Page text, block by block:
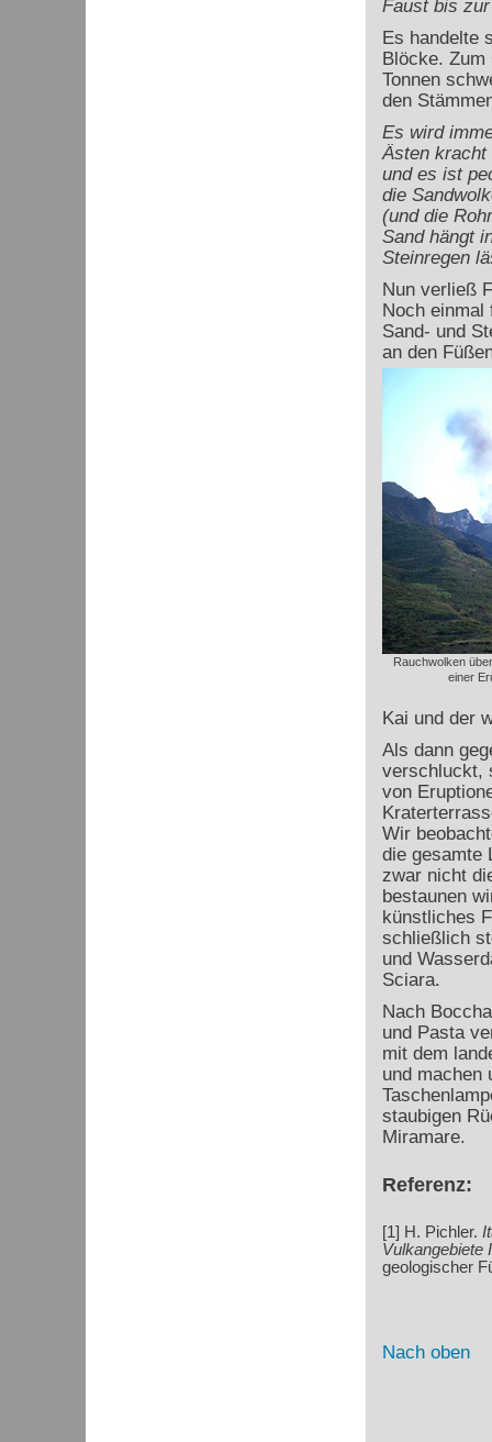
Faust bis
Es handelte
Blöcke. Zum
Tonnen
den
Es wird
Ästen kracht
und es ist
die
(und die
Sand hängt
Steinregen
Nun verließ
Noch einmal
Sand- und
an den
Rauchwolken
einer
Kai und der
Als dann
verschluckt,
von
Wir
die gesamte
zwar nicht
bestaunen
künstliches
schließlich
und
Sciara.
Nach
und Pasta
mit dem
und machen
staubigen
Miramare.
Referenz:
[1] H. Pichler.
Vulkangebiete
geologischer
Nach oben